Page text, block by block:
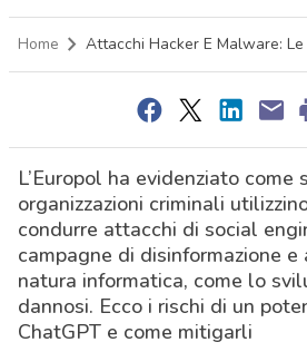
Home Attacchi Hacker E Malware:
L’Europol ha evidenziato come
organizzazioni criminali
condurre attacchi di social
campagne di disinformazione
natura informatica, come lo
dannosi. Ecco i rischi di un
ChatGPT e come mitigarli